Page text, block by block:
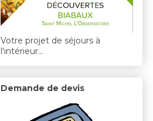
Votre projet de séjours à
l'intérieur...
Demande de devis